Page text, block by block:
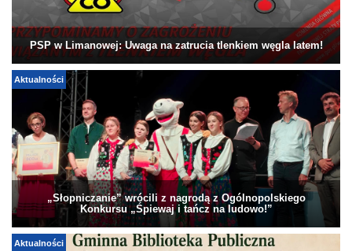
PSP w Limanowej: Uwaga na zatrucia tlenkiem węgla latem!
Aktualności
„Słopniczanie” wrócili z nagrodą z Ogólnopolskiego
Konkursu „Śpiewaj i tańcz na ludowo!”
Aktualności